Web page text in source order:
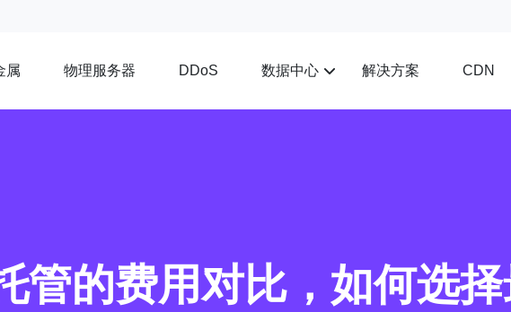
属 物理服务器 DDoS 数据中心 解决方案 CDN
管的费用对比，如何选